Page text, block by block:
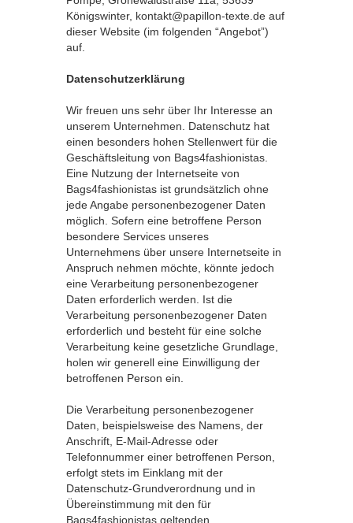
Königswinter, kontakt@papillon-texte.de auf
dieser Website (im folgenden “Angebot”)
auf.
Datenschutzerklärung
Wir freuen uns sehr über Ihr Interesse an
unserem Unternehmen. Datenschutz hat
einen besonders hohen Stellenwert für die
Geschäftsleitung von Bags4fashionistas.
Eine Nutzung der Internetseite von
Bags4fashionistas ist grundsätzlich ohne
jede Angabe personenbezogener Daten
möglich. Sofern eine betroffene Person
besondere Services unseres
Unternehmens über unsere Internetseite in
Anspruch nehmen möchte, könnte jedoch
eine Verarbeitung personenbezogener
Daten erforderlich werden. Ist die
Verarbeitung personenbezogener Daten
erforderlich und besteht für eine solche
Verarbeitung keine gesetzliche Grundlage,
holen wir generell eine Einwilligung der
betroffenen Person ein.
Die Verarbeitung personenbezogener
Daten, beispielsweise des Namens, der
Anschrift, E-Mail-Adresse oder
Telefonnummer einer betroffenen Person,
erfolgt stets im Einklang mit der
Datenschutz-Grundverordnung und in
Übereinstimmung mit den für
Bags4fashionistas geltenden